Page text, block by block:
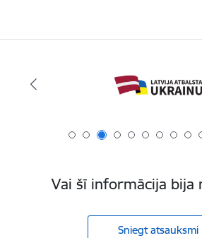
Vai šī informācija bija
Sniegt atsauksmi